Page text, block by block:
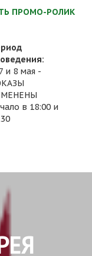
ПРОМО-РОЛИК
и 8 мая -
в 18:00 и